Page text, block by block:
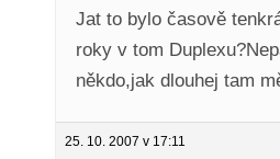
Jat to bylo časově
roky v tom
někdo,jak dlouhej tam
25. 10. 2007 v 17:11